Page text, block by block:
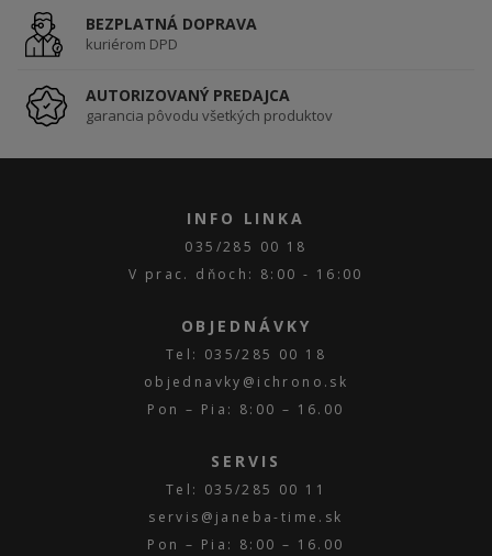
BEZPLATNÁ DOPRAVA
kuriérom DPD
AUTORIZOVANÝ PREDAJCA
garancia pôvodu všetkých produktov
INFO LINKA
035/285 00 18
V prac. dňoch: 8:00 - 16:00
OBJEDNÁVKY
Tel: 035/285 00 18
objednavky@ichrono.sk
Pon – Pia: 8:00 – 16.00
SERVIS
Tel: 035/285 00 11
servis@janeba-time.sk
Pon – Pia: 8:00 – 16.00